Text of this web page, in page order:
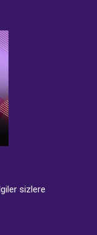
sizlere